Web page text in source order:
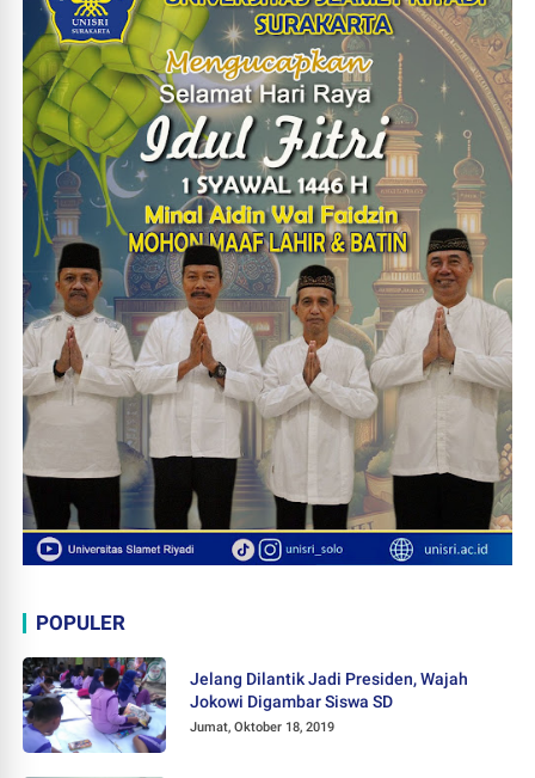
POPULER
Jelang Dilantik Jadi Presiden, Wajah
Jokowi Digambar Siswa SD
Jumat, Oktober 18, 2019